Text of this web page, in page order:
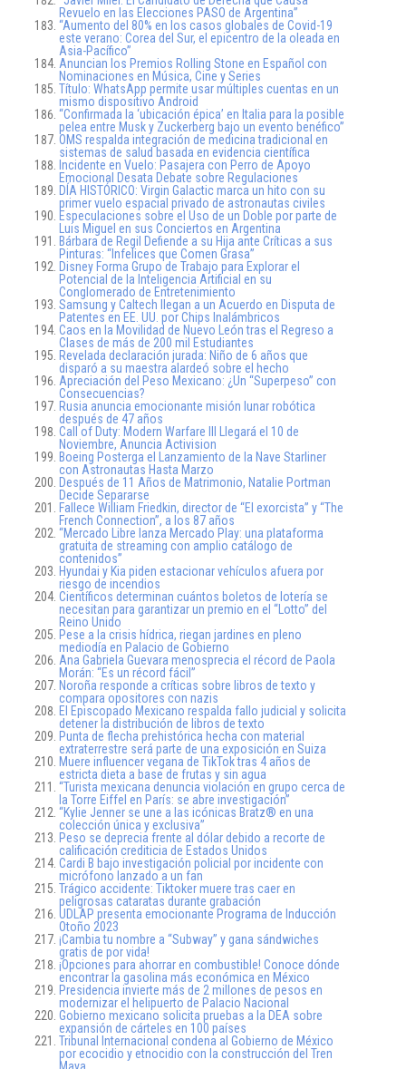
Revuelo en las Elecciones PASO de Argentina”
“Aumento del 80% en los casos globales de Covid-19
este verano: Corea del Sur, el epicentro de la oleada en
Asia-Pacífico”
Anuncian los Premios Rolling Stone en Español con
Nominaciones en Música, Cine y Series
Título: WhatsApp permite usar múltiples cuentas en un
mismo dispositivo Android
“Confirmada la ‘ubicación épica’ en Italia para la posible
pelea entre Musk y Zuckerberg bajo un evento benéfico”
OMS respalda integración de medicina tradicional en
sistemas de salud basada en evidencia científica
Incidente en Vuelo: Pasajera con Perro de Apoyo
Emocional Desata Debate sobre Regulaciones
DÍA HISTÓRICO: Virgin Galactic marca un hito con su
primer vuelo espacial privado de astronautas civiles
Especulaciones sobre el Uso de un Doble por parte de
Luis Miguel en sus Conciertos en Argentina
Bárbara de Regil Defiende a su Hija ante Críticas a sus
Pinturas: “Infelices que Comen Grasa”
Disney Forma Grupo de Trabajo para Explorar el
Potencial de la Inteligencia Artificial en su
Conglomerado de Entretenimiento
Samsung y Caltech llegan a un Acuerdo en Disputa de
Patentes en EE. UU. por Chips Inalámbricos
Caos en la Movilidad de Nuevo León tras el Regreso a
Clases de más de 200 mil Estudiantes
Revelada declaración jurada: Niño de 6 años que
disparó a su maestra alardeó sobre el hecho
Apreciación del Peso Mexicano: ¿Un “Superpeso” con
Consecuencias?
Rusia anuncia emocionante misión lunar robótica
después de 47 años
Call of Duty: Modern Warfare III Llegará el 10 de
Noviembre, Anuncia Activision
Boeing Posterga el Lanzamiento de la Nave Starliner
con Astronautas Hasta Marzo
Después de 11 Años de Matrimonio, Natalie Portman
Decide Separarse
Fallece William Friedkin, director de “El exorcista” y “The
French Connection”, a los 87 años
“Mercado Libre lanza Mercado Play: una plataforma
gratuita de streaming con amplio catálogo de
contenidos”
Hyundai y Kia piden estacionar vehículos afuera por
riesgo de incendios
Científicos determinan cuántos boletos de lotería se
necesitan para garantizar un premio en el “Lotto” del
Reino Unido
Pese a la crisis hídrica, riegan jardines en pleno
mediodía en Palacio de Gobierno
Ana Gabriela Guevara menosprecia el récord de Paola
Morán: “Es un récord fácil”
Noroña responde a críticas sobre libros de texto y
compara opositores con nazis
El Episcopado Mexicano respalda fallo judicial y solicita
detener la distribución de libros de texto
Punta de flecha prehistórica hecha con material
extraterrestre será parte de una exposición en Suiza
Muere influencer vegana de TikTok tras 4 años de
estricta dieta a base de frutas y sin agua
“Turista mexicana denuncia violación en grupo cerca de
la Torre Eiffel en París: se abre investigación”
“Kylie Jenner se une a las icónicas Bratz® en una
colección única y exclusiva”
Peso se deprecia frente al dólar debido a recorte de
calificación crediticia de Estados Unidos
Cardi B bajo investigación policial por incidente con
micrófono lanzado a un fan
Trágico accidente: Tiktoker muere tras caer en
peligrosas cataratas durante grabación
UDLAP presenta emocionante Programa de Inducción
Otoño 2023
¡Cambia tu nombre a “Subway” y gana sándwiches
gratis de por vida!
¡Opciones para ahorrar en combustible! Conoce dónde
encontrar la gasolina más económica en México
Presidencia invierte más de 2 millones de pesos en
modernizar el helipuerto de Palacio Nacional
Gobierno mexicano solicita pruebas a la DEA sobre
expansión de cárteles en 100 países
Tribunal Internacional condena al Gobierno de México
por ecocidio y etnocidio con la construcción del Tren